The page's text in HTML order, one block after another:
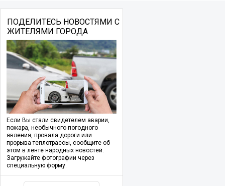
ПОДЕЛИТЕСЬ НОВОСТЯМИ С
ЖИТЕЛЯМИ ГОРОДА
Если Вы стали свидетелем аварии,
пожара, необычного погодного
явления, провала дороги или
прорыва теплотрассы, сообщите об
этом в ленте народных новостей.
Загружайте фотографии через
специальную форму.